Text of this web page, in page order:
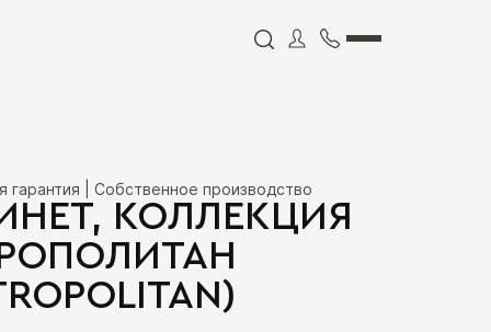
гарантия | Собственное производство
КОЛЛЕКЦИЯ